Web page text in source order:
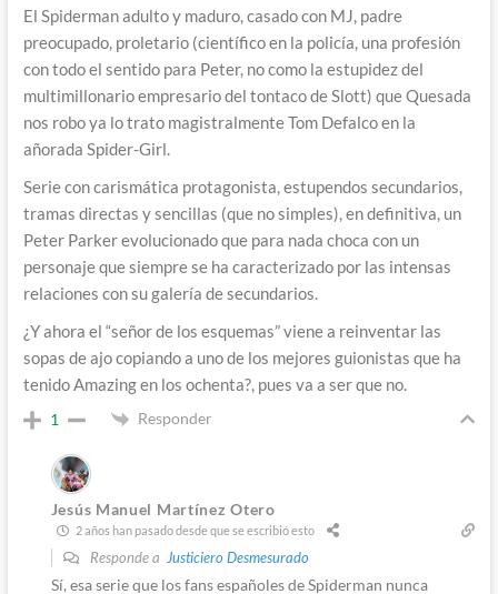
El Spiderman adulto y maduro, casado con MJ, padre
preocupado, proletario (científico en la policía, una profesión
con todo el sentido para Peter, no como la estupidez del
multimillonario empresario del tontaco de Slott) que Quesada
nos robo ya lo trato magistralmente Tom Defalco en la
añorada Spider-Girl.
Serie con carismática protagonista, estupendos secundarios,
tramas directas y sencillas (que no simples), en definitiva, un
Peter Parker evolucionado que para nada choca con un
personaje que siempre se ha caracterizado por las intensas
relaciones con su galería de secundarios.
¿Y ahora el “señor de los esquemas” viene a reinventar las
sopas de ajo copiando a uno de los mejores guionistas que ha
tenido Amazing en los ochenta?, pues va a ser que no.
1 Responder
Jesús Manuel Martínez Otero
2 años han pasado desde que se escribió esto
Responde a Justiciero Desmesurado
Sí, esa serie que los fans españoles de Spiderman nunca